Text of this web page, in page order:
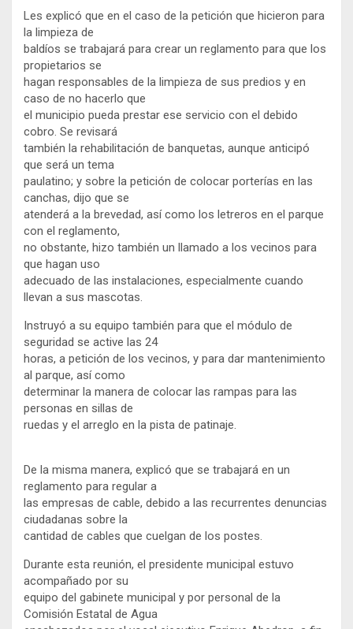
Les explicó que en el caso de la petición que hicieron para
la limpieza de
baldíos se trabajará para crear un reglamento para que los
propietarios se
hagan responsables de la limpieza de sus predios y en
caso de no hacerlo que
el municipio pueda prestar ese servicio con el debido
cobro. Se revisará
también la rehabilitación de banquetas, aunque anticipó
que será un tema
paulatino; y sobre la petición de colocar porterías en las
canchas, dijo que se
atenderá a la brevedad, así como los letreros en el parque
con el reglamento,
no obstante, hizo también un llamado a los vecinos para
que hagan uso
adecuado de las instalaciones, especialmente cuando
llevan a sus mascotas.
Instruyó a su equipo también para que el módulo de
seguridad se active las 24
horas, a petición de los vecinos, y para dar mantenimiento
al parque, así como
determinar la manera de colocar las rampas para las
personas en sillas de
ruedas y el arreglo en la pista de patinaje.
De la misma manera, explicó que se trabajará en un
reglamento para regular a
las empresas de cable, debido a las recurrentes denuncias
ciudadanas sobre la
cantidad de cables que cuelgan de los postes.
Durante esta reunión, el presidente municipal estuvo
acompañado por su
equipo del gabinete municipal y por personal de la
Comisión Estatal de Agua